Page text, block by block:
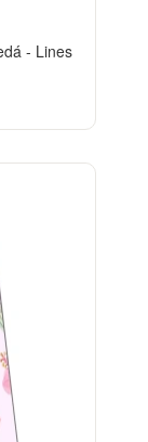
- Lines